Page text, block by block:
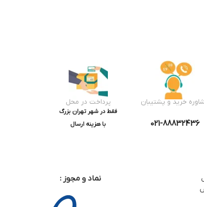
خرید و پشتیبان
021-88832436
پرداخت در محل
فقط در شهر تهران بزرگ
با هزینه ارسال
نماد و مجوز :